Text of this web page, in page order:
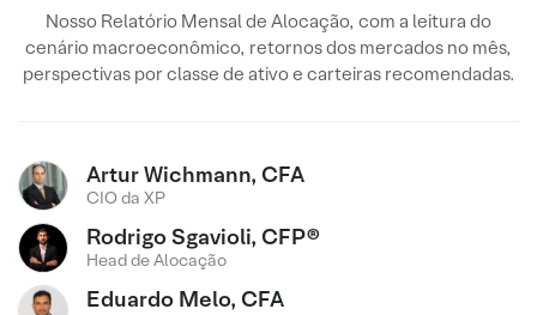
Nosso Relatório Mensal de Alocação, com a leitura do
cenário macroeconômico, retornos dos mercados no mês,
perspectivas por classe de ativo e carteiras recomendadas.
Artur Wichmann, CFA
CIO da XP
Rodrigo Sgavioli, CFP®
Head de Alocação
Eduardo Melo, CFA